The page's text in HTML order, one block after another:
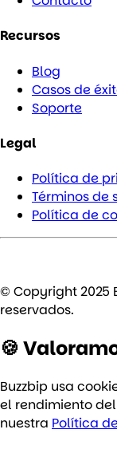
Recursos
Blog
Casos de
Soporte
Legal
Política de
Términos de
Política de
© Copyright 2025
reservados.
🍪
Buzzbip usa
el rendimiento
nuestra Política